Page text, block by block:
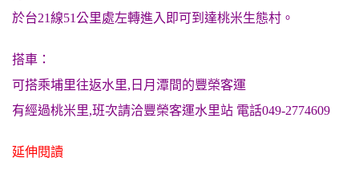
於台21線51公里處左轉進入即可到達桃米生態村。
搭車：
可搭乘埔里往返水里,日月潭間的豐榮客運
有經過桃米里,班次請洽豐榮客運水里站 電話049-2774609
延伸閱讀